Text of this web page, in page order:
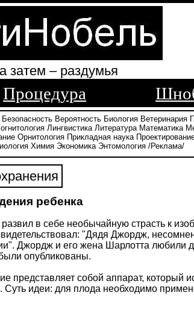
затем – раздумья
Процедура
Безопасность Вероятность Биология Ветеринария
Лингвистика Литература Математика
Орнитология Прикладная наука
Химия Экономика Энтомология /Реклама/
ребенка
в себе необычайную страсть к
"Дядя Джордж,
Джордж и его жена Шарлотта любили
опубликованы.
собой аппарат, который
идеи: для плода необходимо